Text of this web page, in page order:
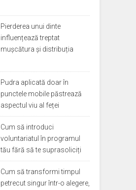
Pierderea unui dinte
influențează treptat
mușcătura și distribuția
Pudra aplicată doar în
punctele mobile păstrează
aspectul viu al feței
Cum să introduci
voluntariatul în programul
tău fără să te suprasoliciți
Cum să transformi timpul
petrecut singur într-o alegere,